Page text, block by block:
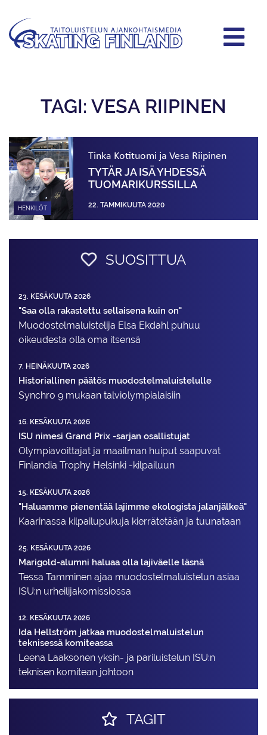
TAGI: VESA RIIPINEN
HENKILÖT
Tinka Kotituomi ja Vesa Riipinen
TYTÄR JA ISÄ YHDESSÄ
TUOMARIKURSSILLA
22. TAMMIKUUTA 2020
SUOSITTUA
23. KESÄKUUTA 2026
"Saa olla rakastettu sellaisena kuin on"
Muodostelma­luistelija Elsa Ekdahl puhuu
oikeudesta olla oma itsensä
7. HEINÄKUUTA 2026
Historiallinen päätös muodostelmaluistelulle
Synchro 9 mukaan talviolympialaisiin
16. KESÄKUUTA 2026
ISU nimesi Grand Prix -sarjan osallistujat
Olympiavoittajat ja maailman huiput saapuvat
Finlandia Trophy Helsinki -kilpailuun
15. KESÄKUUTA 2026
"Haluamme pienentää lajimme ekologista jalanjälkeä"
Kaarinassa kilpailupukuja kierrätetään ja tuunataan
25. KESÄKUUTA 2026
Marigold-alumni haluaa olla lajiväelle läsnä
Tessa Tamminen ajaa muodostelma­luistelun asiaa
ISU:n urheilija­komissiossa
12. KESÄKUUTA 2026
Ida Hellström jatkaa muodostelmaluistelun
teknisessä komiteassa
Leena Laaksonen yksin- ja pariluistelun ISU:n
teknisen komitean johtoon
TAGIT